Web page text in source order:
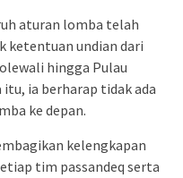
aturan lomba telah
ketentuan undian dari
hingga Pulau
ia berharap tidak ada
ke depan.
kelengkapan
tim passandeq serta